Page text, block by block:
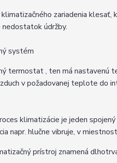
zariadenia
údržby.
systém
termostat , ten má nastavenú
v požadovanej teplote do
klimatizácie je jeden
napr. hlučne vibruje, v
prístroj znamená